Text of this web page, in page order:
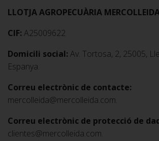
LLOTJA AGROPECUÀRIA
CIF: A25009622
Domicili social: Av. Tortosa, 2, 25005,
Espanya.
Correu electrònic de contacte:
mercolleida@mercolleida.com.
Correu electrònic de protecció de
clientes@mercolleida.com.